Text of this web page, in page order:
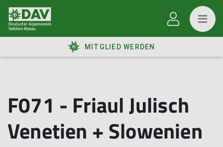
MITGLIED WERDEN
F071 - Friaul Julisch
Venetien + Slowenien